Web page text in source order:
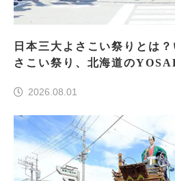
日本三大よさこい祭りとは
さこい祭り、北海道の
2026.08.01